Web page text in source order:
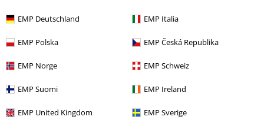
EMP Deutschland EMP Italia
EMP Polska EMP Česká Republika
EMP Norge EMP Schweiz
EMP Suomi EMP Ireland
EMP United Kingdom EMP Sverige
Vandaag is onze klantenservice bereikbaar van 09:00 tot 17:00.